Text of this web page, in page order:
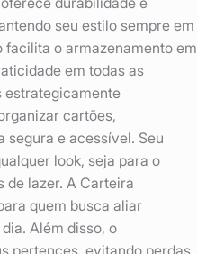
seu estilo sempre em
facilita o armazenamento em
em todas as
estrategicamente
cartões,
segura e acessível. Seu
look, seja para o
de lazer. A Carteira
quem busca aliar
Além disso, o
pertences, evitando perdas